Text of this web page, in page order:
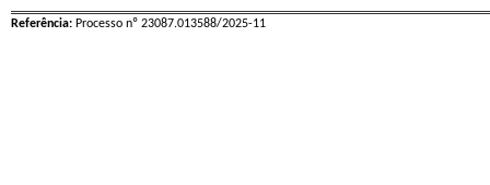
Referência: Processo nº 23087.013588/2025-11